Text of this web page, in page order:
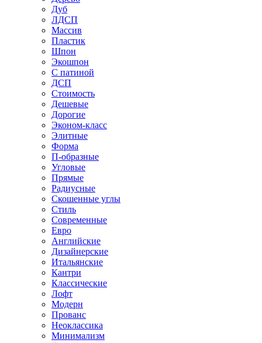
Дуб
ЛДСП
Массив
Пластик
Шпон
Экошпон
С патиной
ДСП
Стоимость
Дешевые
Дорогие
Эконом-класс
Элитные
Форма
П-образные
Угловые
Прямые
Радиусные
Скошенные углы
Стиль
Современные
Евро
Английские
Дизайнерские
Итальянские
Кантри
Классические
Лофт
Модерн
Прованс
Неоклассика
Минимализм